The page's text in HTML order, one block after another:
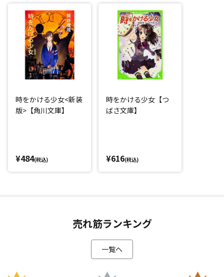
時をかける少女<新装
版>【角川文庫】
¥484(税込)
時をかける少女【つ
ばさ文庫】
¥616(税込)
売れ筋ランキング
一覧へ